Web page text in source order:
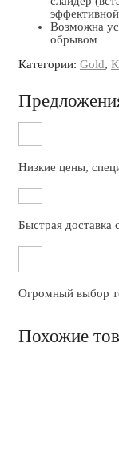
Возможна
обрывом
Категории: Gold,
Низкие цены,
Быстрая доставка
Огромный выбор
Похожие